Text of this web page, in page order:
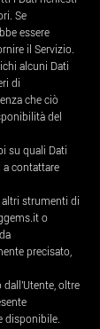
Se
essere
il Servizio.
alcuni Dati
di
che ciò
del
su quali Dati
contattare
altri strumenti di
o
precisato,
oltre
disponibile.